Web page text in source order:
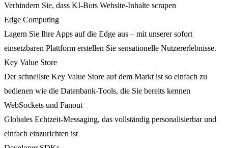
Verhindern Sie, dass KI-Bots Website-Inhalte scrapen
Edge Computing
Lagern Sie Ihre Apps auf die Edge aus – mit unserer sofort
einsetzbaren Plattform erstellen Sie sensationelle Nutzererlebnisse.
Key Value Store
Der schnellste Key Value Store auf dem Markt ist so einfach zu
bedienen wie die Datenbank-Tools, die Sie bereits kennen
WebSockets und Fanout
Globales Echtzeit-Messaging, das vollständig personalisierbar und
einfach einzurichten ist